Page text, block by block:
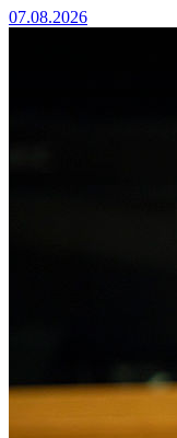
07.08.2026